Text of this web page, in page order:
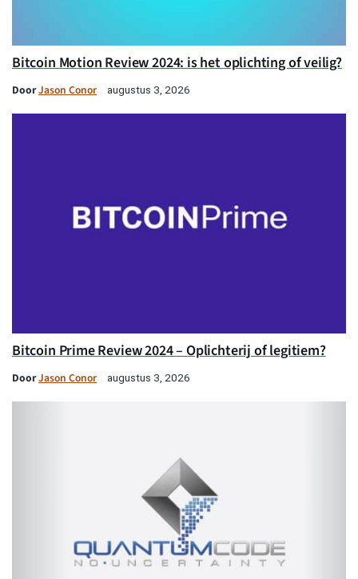
Bitcoin Motion Review 2024: is het oplichting of veilig?
DoorJason Conor augustus 3, 2026
Bitcoin Prime Review 2024 – Oplichterij of legitiem?
DoorJason Conor augustus 3, 2026